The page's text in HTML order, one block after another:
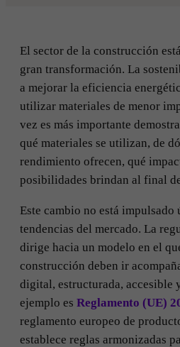
El sector de la construcción
gran transformación. La
a mejorar la eficiencia
utilizar materiales de menor
vez es más importante
qué materiales se utilizan, de
rendimiento ofrecen, qué
posibilidades brindan al final
Este cambio no está impulsado
tendencias del mercado. La
dirige hacia un modelo en el
construcción deben ir
digital, estructurada, accesible
ejemplo es Reglamento (UE)
reglamento europeo de
establece reglas armonizadas